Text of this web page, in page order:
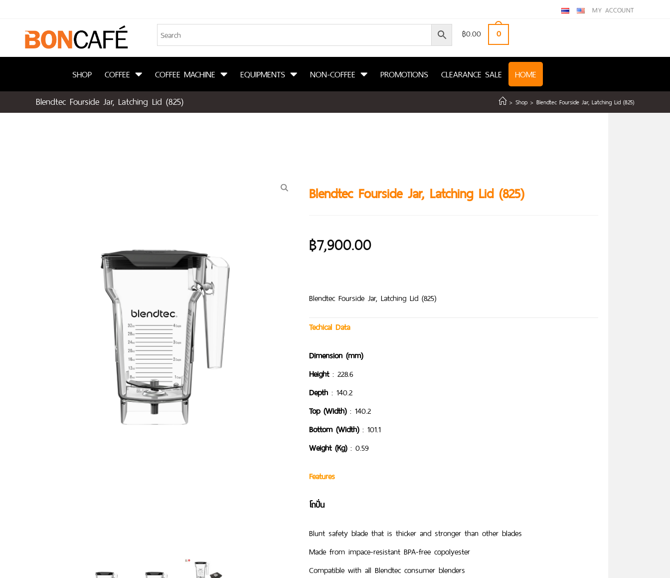
MY ACCOUNT
฿0.00 0
SHOP COFFEE COFFEE MACHINE EQUIPMENTS NON-COFFEE PROMOTIONS CLEARANCE SALE HOME
Blendtec Fourside Jar, Latching Lid (825) > Shop > Blendtec Fourside Jar, Latching Lid (825)
Blendtec Fourside Jar, Latching Lid (825)
฿7,900.00
Blendtec Fourside Jar, Latching Lid (825)
Techical Data
Dimension (mm)
Height : 228.6
Depth : 140.2
Top (Width): 140.2
Bottom (Width): 101.1
Weight (Kg): 0.59
Features
โถปั่น
Blunt safety blade that is thicker and stronger than other blades
Made from impace-resistant BPA-free copolyester
Compatible with all Blendtec consumer blenders